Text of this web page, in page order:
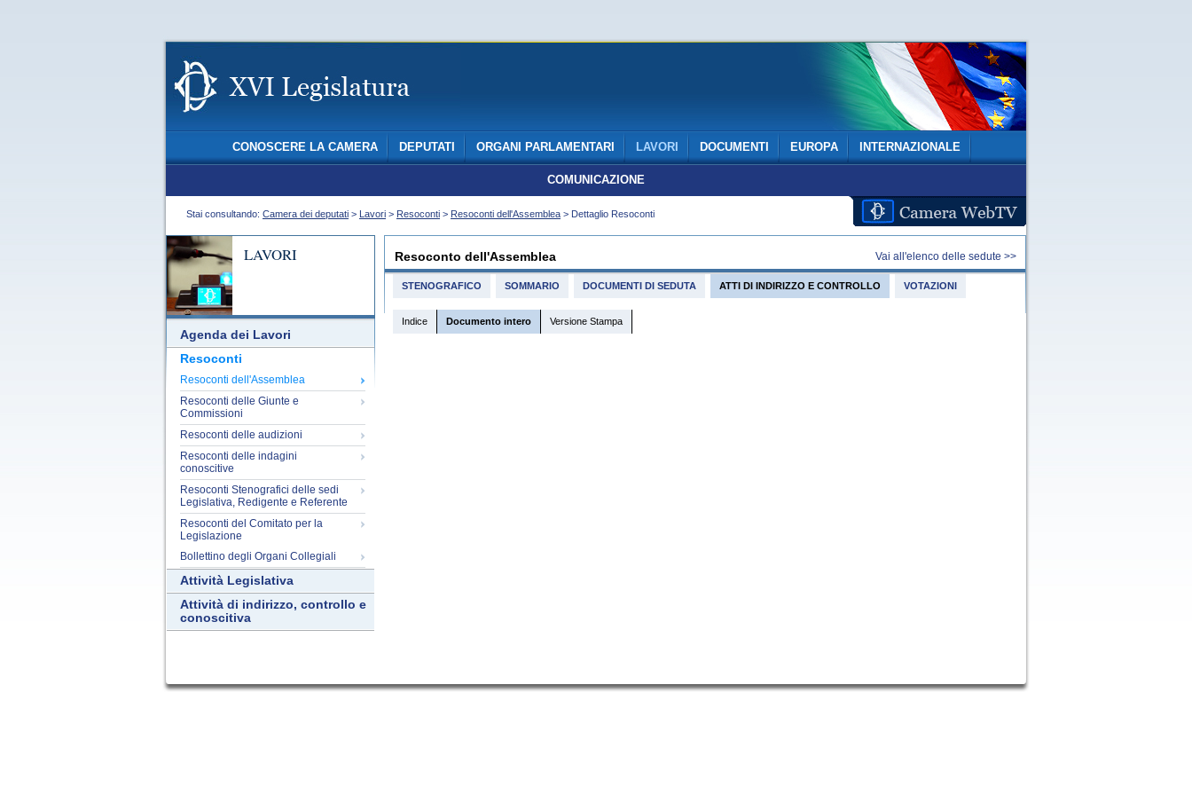
CONOSCERE LA CAMERA DEPUTATI ORGANI PARLAMENTARI LAVORI DOCUMENTI EUROPA INTERNAZIONALE
COMUNICAZIONE
Stai consultando: Camera dei deputati > Lavori > Resoconti > Resoconti dell'Assemblea > Dettaglio Resoconti
LAVORI
Agenda dei Lavori
Resoconti
Resoconti dell'Assemblea
Resoconti delle Giunte e
Commissioni
Resoconti delle audizioni
Resoconti delle indagini
conoscitive
Resoconti Stenografici delle sedi
Legislativa, Redigente e Referente
Resoconti del Comitato per la
Legislazione
Bollettino degli Organi Collegiali
Attività Legislativa
Attività di indirizzo, controllo e
conoscitiva
Resoconto dell'Assemblea Vai all'elenco delle sedute >>
STENOGRAFICO SOMMARIO DOCUMENTI DI SEDUTA ATTI DI INDIRIZZO E CONTROLLO VOTAZIONI
Indice Documento intero Versione Stampa